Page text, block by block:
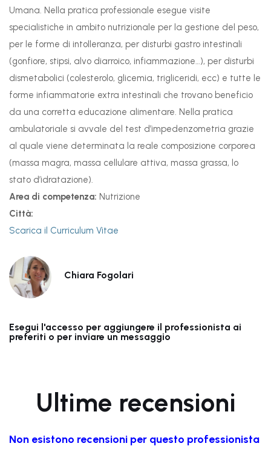
Umana. Nella pratica professionale esegue visite
specialistiche in ambito nutrizionale per la gestione del peso,
per le forme di intolleranza, per disturbi gastro intestinali
(gonfiore, stipsi, alvo diarroico, infiammazione…), per disturbi
dismetabolici (colesterolo, glicemia, trigliceridi, ecc) e tutte le
forme infiammatorie extra intestinali che trovano beneficio
da una corretta educazione alimentare. Nella pratica
ambulatoriale si avvale del test d’impedenzometria grazie
al quale viene determinata la reale composizione corporea
(massa magra, massa cellulare attiva, massa grassa, lo
stato d’idratazione).
Area di competenza: Nutrizione
Città:
Scarica il Curriculum Vitae
Chiara Fogolari
Esegui l'accesso per aggiungere il professionista ai
preferiti o per inviare un messaggio
Ultime recensioni
Non esistono recensioni per questo professionista